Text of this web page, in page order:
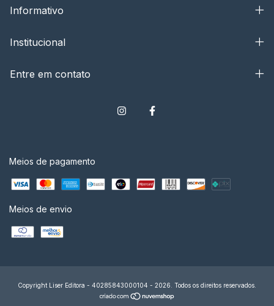
Informativo
Institucional
Entre em contato
Meios de pagamento
Meios de envio
Copyright Liser Editora - 40285843000104 - 2026. Todos os direitos reservados.